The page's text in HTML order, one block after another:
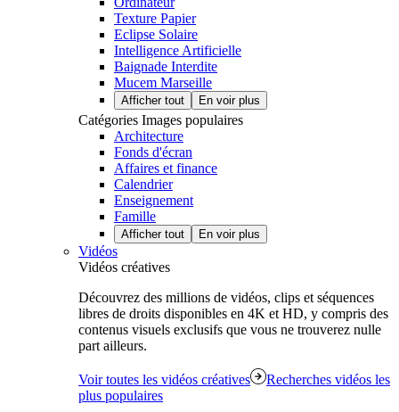
Texture Papier
Eclipse Solaire
Intelligence Artificielle
Baignade Interdite
Mucem Marseille
Afficher tout En voir plus
Catégories Images populaires
Architecture
Fonds d'écran
Affaires et finance
Calendrier
Enseignement
Famille
Afficher tout En voir plus
Vidéos
Vidéos créatives
Découvrez des millions de vidéos, clips et séquences
libres de droits disponibles en 4K et HD, y compris des
contenus visuels exclusifs que vous ne trouverez nulle
part ailleurs.
Voir toutes les vidéos créatives
Recherches vidéos les
plus populaires